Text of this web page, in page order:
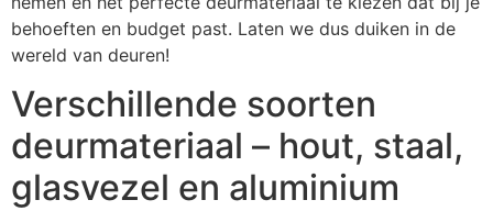
behoeften en budget past. Laten we dus duiken in de
wereld van deuren!
Verschillende soorten
deurmateriaal – hout, staal,
glasvezel en aluminium